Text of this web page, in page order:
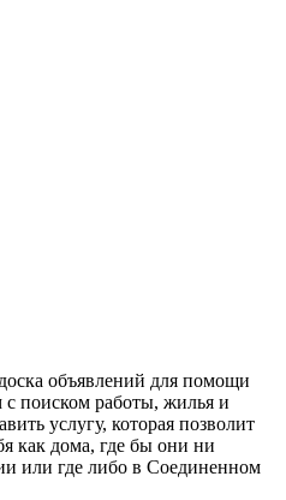
объявлений для помощи
поиском работы, жилья и
услугу, которая позволит
как дома, где бы они ни
или где либо в Соединенном